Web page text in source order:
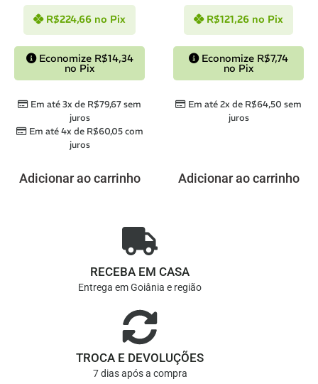
Em até 3x de R$79,67sem
juros
Em até 4x de R$60,05com
juros
R$224,66 no Pix
Economize R$14,34
no Pix
Adicionar ao carrinho
Em até 2x de R$64,50 sem
juros
R$121,26 no Pix
Economize R$7,74
no Pix
Adicionar ao carrinho
RECEBA EM CASA
Entrega em Goiânia e região
TROCA E DEVOLUÇÕES
7 dias após a compra